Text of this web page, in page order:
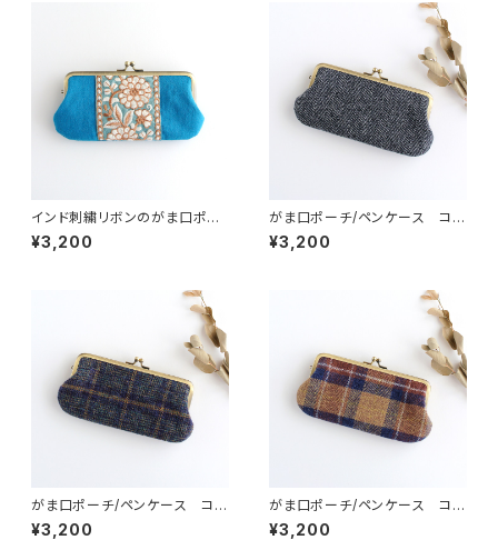
インド刺繍リボンのがま口ポー
チ/ペンケース
¥3,200
がま口ポーチ/ペンケース コッ
トンツイード ヘリンボーン
¥3,200
がま口ポーチ/ペンケース コッ
トンツイード チェック1
¥3,200
がま口ポーチ/ペンケース コッ
トンツイード チェック2
¥3,200